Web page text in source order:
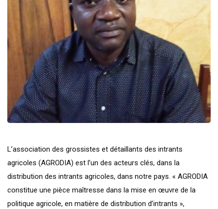
L’association des grossistes et détaillants des intrants
agricoles (AGRODIA) est l’un des acteurs clés, dans la
distribution des intrants agricoles, dans notre pays. « AGRODIA
constitue une pièce maîtresse dans la mise en œuvre de la
politique agricole, en matière de distribution d’intrants »,